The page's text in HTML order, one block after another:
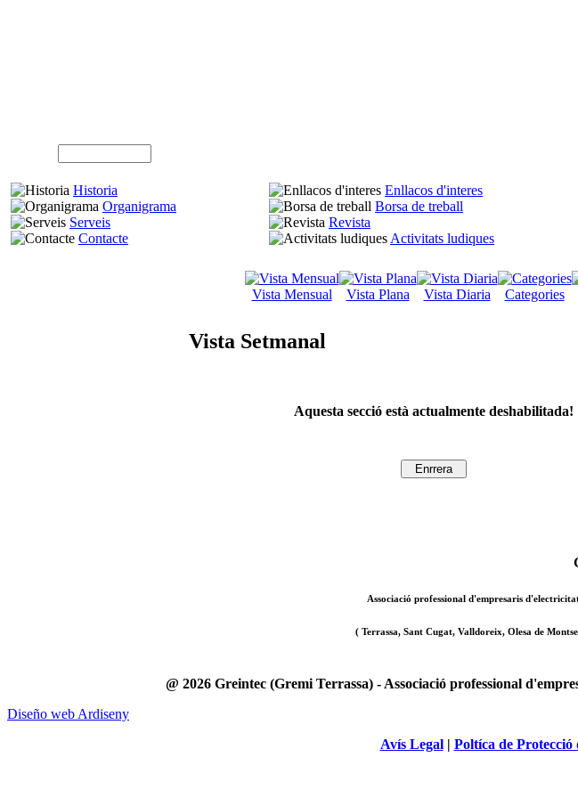
Historia
Organigrama
Serveis
Contacte
Enllacos d'interes
Borsa de treball
Revista
Activitats ludiques
Vista Mensual Vista Plana Vista Diaria Categories
Vista Setmanal
Aquesta secció està actualmente deshabilitada!
Associació professional d'empresaris
( Terrassa, Sant Cugat, Valldoreix, Olesa de
@ 2026 Greintec (Gremi Terrassa) - Associació professional
Diseño web Ardiseny
Avís Legal| Poltíca de Protecció